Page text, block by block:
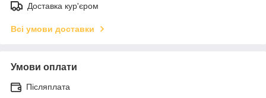
Доставка кур'єром
Всі умови доставки
Умови оплати
Післяплата